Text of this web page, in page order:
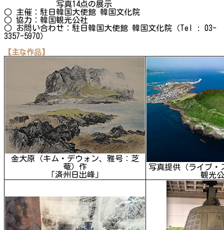
写真14点の展示
○ 主催：駐日韓国大使館 韓国文化院
○ 協力：韓国観光公社
○ お問い合わせ：駐日韓国大使館 韓国文化院（Tel : 03-
3357-5970）
【主な作品】
金大原（キム・デウォン、雅号：芝
菴）作
「済州日出峰」
写真提供（ライブ・
観光